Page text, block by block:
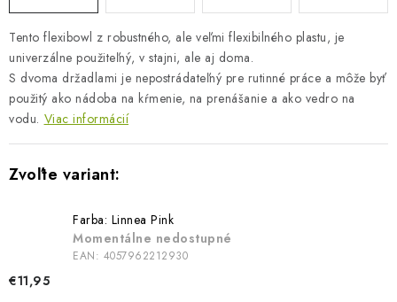
Obchodné podmienky
Dodacie podmienky
Podmienky ochrany osobných údajov
Napíšte nám
Tento flexibowl z robustného, ​​ale veľmi flexibilného plastu, je
univerzálne použiteľný, v stajni, ale aj doma.
S dvoma držadlami je nepostrádateľný pre rutinné práce a môže byť
použitý ako nádoba na kŕmenie, na prenášanie a ako vedro na
vodu. Viac informácií
Farba: Linnea Pink
Momentálne nedostupné
EAN: 4057962212930
€11,95